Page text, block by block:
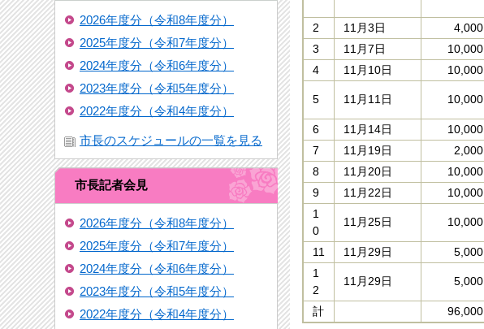
2026年度分（令和8年度分）
2025年度分（令和7年度分）
2024年度分（令和6年度分）
2023年度分（令和5年度分）
2022年度分（令和4年度分）
市長のスケジュールの一覧を見る
市長記者会見
2026年度分（令和8年度分）
2025年度分（令和7年度分）
2024年度分（令和6年度分）
2023年度分（令和5年度分）
2022年度分（令和4年度分）
2
11月3日 4,000
3
11月7日 10,000
4
11月10日 10,000
5 11月11日 10,000
6
11月14日 10,000
7
11月19日 2,000
8
11月20日 10,000
9
11月22日 10,000
1
0
11月25日 10,000
11
11月29日 5,000
1
2
11月29日 5,000
計 96,000